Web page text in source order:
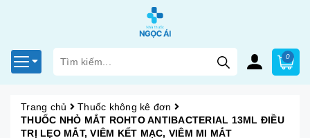
0
Trang chủ
Thuốc không kê đơn
THUỐC NHỎ MẮT ROHTO ANTIBACTERIAL 13ML ĐIỀU
TRỊ LẸO MẮT, VIÊM KẾT MẠC, VIÊM MI MẮT